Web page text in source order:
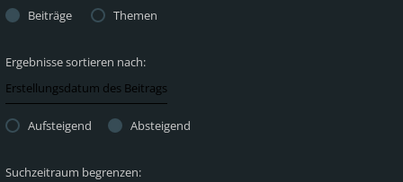
Beiträge
Themen
Ergebnisse sortieren nach:
Aufsteigend Absteigend
Suchzeitraum begrenzen: